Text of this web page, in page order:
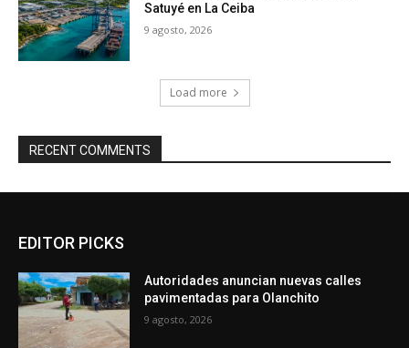
Satuyé en La Ceiba
9 agosto, 2026
Load more
RECENT COMMENTS
EDITOR PICKS
Autoridades anuncian nuevas calles
pavimentadas para Olanchito
9 agosto, 2026